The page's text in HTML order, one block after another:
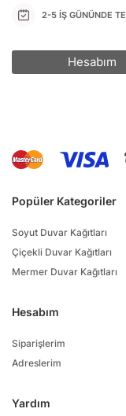
Popüler Kategoriler
Soyut Duvar Kağıtları
Çiçekli Duvar Kağıtları
Mermer Duvar Kağıtları
Hesabım
Siparişlerim
Adreslerim
Yardım
2-5 İŞ GÜNÜNDE
Hesabım